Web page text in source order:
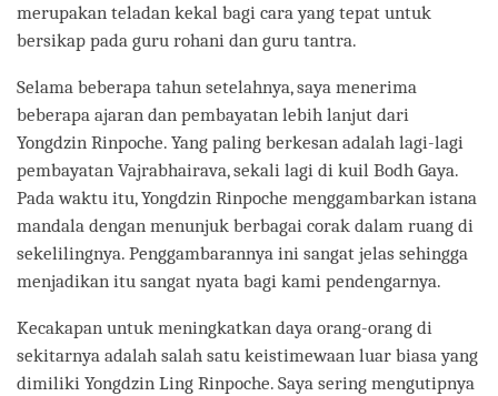
merupakan teladan kekal bagi cara yang tepat untuk
bersikap pada guru rohani dan guru tantra.
Selama beberapa tahun setelahnya, saya menerima
beberapa ajaran dan pembayatan lebih lanjut dari
Yongdzin Rinpoche. Yang paling berkesan adalah lagi-lagi
pembayatan Vajrabhairava, sekali lagi di kuil Bodh Gaya.
Pada waktu itu, Yongdzin Rinpoche menggambarkan istana
mandala dengan menunjuk berbagai corak dalam ruang di
sekelilingnya. Penggambarannya ini sangat jelas sehingga
menjadikan itu sangat nyata bagi kami pendengarnya.
Kecakapan untuk meningkatkan daya orang-orang di
sekitarnya adalah salah satu keistimewaan luar biasa yang
dimiliki Yongdzin Ling Rinpoche. Saya sering mengutipnya